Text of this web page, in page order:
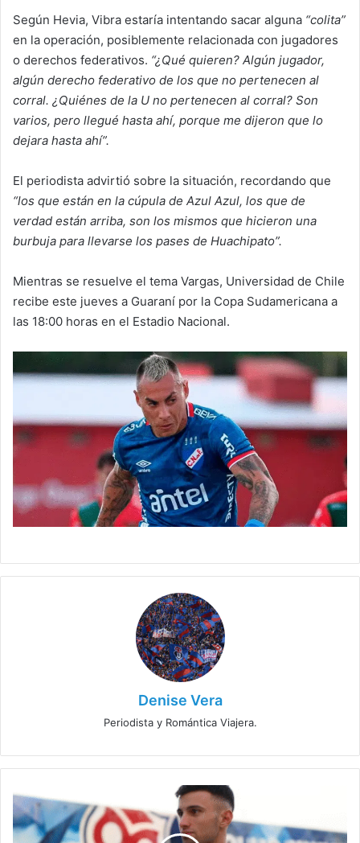
Según Hevia, Vibra estaría intentando sacar alguna “colita”
en la operación, posiblemente relacionada con jugadores
o derechos federativos. “¿Qué quieren? Algún jugador,
algún derecho federativo de los que no pertenecen al
corral. ¿Quiénes de la U no pertenecen al corral? Son
varios, pero llegué hasta ahí, porque me dijeron que lo
dejara hasta ahí”.
El periodista advirtió sobre la situación, recordando que
“los que están en la cúpula de Azul Azul, los que de
verdad están arriba, son los mismos que hicieron una
burbuja para llevarse los pases de Huachipato”.
Mientras se resuelve el tema Vargas, Universidad de Chile
recibe este jueves a Guaraní por la Copa Sudamericana a
las 18:00 horas en el Estadio Nacional.
Denise Vera
Periodista y Romántica Viajera.
Critican
el
mercado